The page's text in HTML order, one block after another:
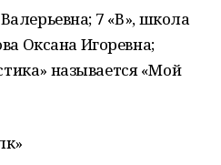
7 «В», школа
Оксана Игоревна;
называется «Мой